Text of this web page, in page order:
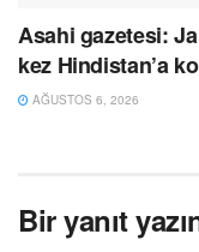
Asahi gazetesi:
kez Hindistan’a
AĞUSTOS 6, 2026
Bir yanıt